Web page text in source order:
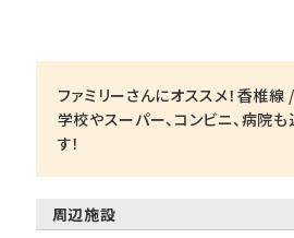
ファミリーさんにオススメ！香椎
学校やスーパー、コンビニ、病院
す！
周辺施設